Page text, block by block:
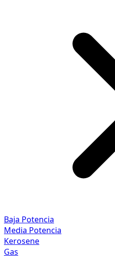
Baja Potencia
Media Potencia
Kerosene
Gas